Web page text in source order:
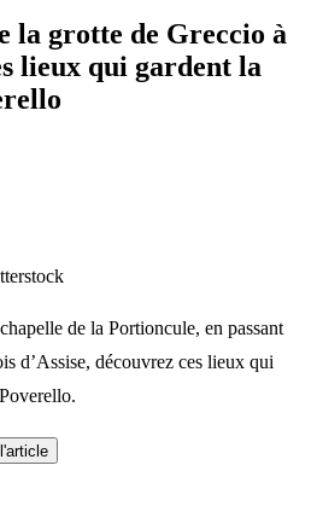
la grotte de Greccio à
lieux qui gardent la
de la Portioncule, en passant
d’Assise, découvrez ces lieux qui